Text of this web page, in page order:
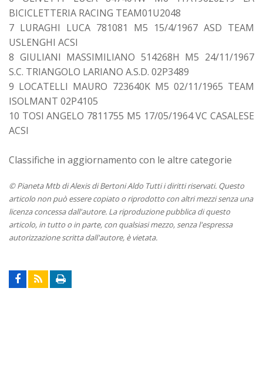
BICICLETTERIA RACING TEAM01U2048
7 LURAGHI LUCA 781081 M5 15/4/1967 ASD TEAM
USLENGHI ACSI
8 GIULIANI MASSIMILIANO 514268H M5 24/11/1967
S.C. TRIANGOLO LARIANO A.S.D. 02P3489
9 LOCATELLI MAURO 723640K M5 02/11/1965 TEAM
ISOLMANT 02P4105
10 TOSI ANGELO 7811755 M5 17/05/1964 VC CASALESE
ACSI
Classifiche in aggiornamento con le altre categorie
© Pianeta Mtb di Alexis di Bertoni Aldo Tutti i diritti riservati. Questo
articolo non può essere copiato o riprodotto con altri mezzi senza una
licenza concessa dall'autore. La riproduzione pubblica di questo
articolo, in tutto o in parte, con qualsiasi mezzo, senza l'espressa
autorizzazione scritta dall'autore, è vietata.